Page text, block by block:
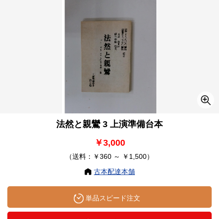
法然と親鸞 3 上演準備台本
￥3,000
（送料：￥360 ～ ￥1,500）
古本配達本舗
単品スピード注文